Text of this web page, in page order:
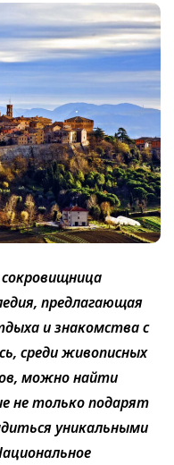
предлагающая
и знакомства с
среди живописных
можно найти
не только подарят
уникальными